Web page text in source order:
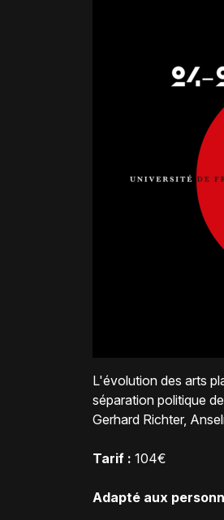
L'évolution des arts
séparation politique
Gerhard Richter,
Tarif : 104€
Adapté aux